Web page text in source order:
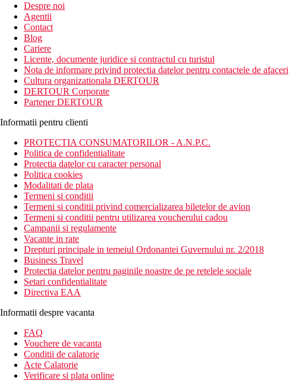
Despre noi
Agentii
Contact
Blog
Cariere
Licente, documente juridice si contractul cu turistul
Nota de informare privind protectia datelor pentru contactele de afaceri
Cultura organizationala DERTOUR
DERTOUR Corporate
Partener DERTOUR
Informatii pentru clienti
PROTECTIA CONSUMATORILOR - A.N.P.C.
Politica de confidentialitate
Protectia datelor cu caracter personal
Politica cookies
Modalitati de plata
Termeni si conditii
Termeni si conditii privind comercializarea biletelor de avion
Termeni si conditii pentru utilizarea voucherului cadou
Campanii si regulamente
Vacante in rate
Drepturi principale in temeiul Ordonantei Guvernului nr. 2/2018
Business Travel
Protectia datelor pentru paginile noastre de pe retelele sociale
Setari confidentialitate
Directiva EAA
Informatii despre vacanta
FAQ
Vouchere de vacanta
Conditii de calatorie
Acte Calatorie
Verificare si plata online